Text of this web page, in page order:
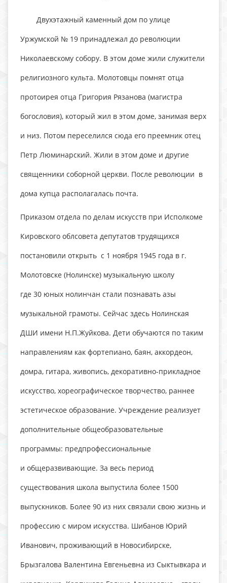
Двухэтажный каменный дом по улице
Уржумской № 19 принадлежал до революции
Николаевскому собору. В этом доме жили служители
религиозного культа. Молотовцы помнят отца
протоирея отца Григория Рязанова (магистра
богословия), который жил в этом доме, занимая верх
и низ. Потом переселился сюда его преемник отец
Петр Люминарский. Жили в этом доме и другие
священники соборной церкви. После революции в
дома купца располагалась почта.
Приказом отдела по делам искусств при Исполкоме
Кировского облсовета депутатов трудящихся
постановили открыть с 1 ноября 1945 года в г.
Молотовске (Нолинске) музыкальную школу
где 30 юных нолинчан стали познавать азы
музыкальной грамоты. Сейчас здесь Нолинская
ДШИ имени Н.П.Жуйкова. Дети обучаются по таким
направлениям как фортепиано, баян, аккордеон,
домра, гитара, живопись, декоративно-прикладное
искусство, хореографическое творчество, раннее
эстетическое образование. Учреждение реализует
дополнительные общеобразовательные
программы: предпрофессиональные
и общеразвивающие. За весь период
существования школа выпустила более 1500
выпускников. Более 90 из них связали свою жизнь и
профессию с миром искусства. Шибанов Юрий
Иванович, проживающий в Новосибирске,
Брызгалова Валентина Евгеньевна из Сыктывкара и